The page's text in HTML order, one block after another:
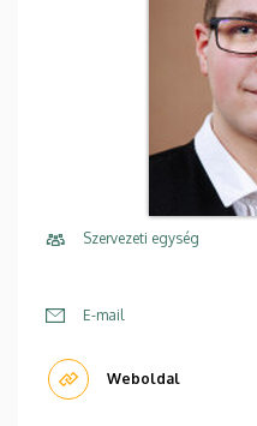
Szervezeti egység
E-mail
Weboldal